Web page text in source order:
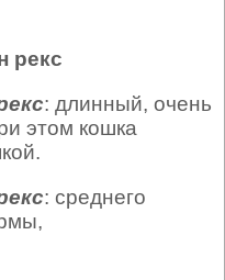
рекс
: длинный, очень
этом кошка
: среднего